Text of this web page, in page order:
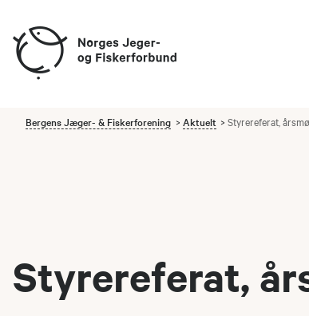
Bergens Jæger- & Fiskerforening Aktuelt Styrereferat,
Styrereferat,